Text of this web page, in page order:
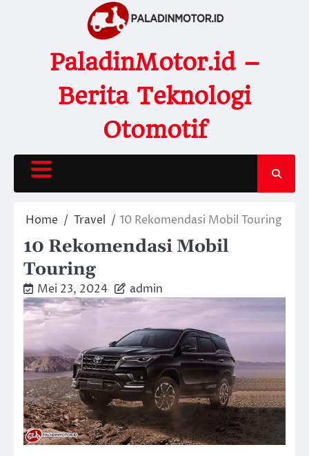
PaladinMotor.id –
Berita Teknologi
Otomotif
Home Travel 10 Rekomendasi Mobil Touring
10 Rekomendasi Mobil
Touring
Mei 23, 2024 admin